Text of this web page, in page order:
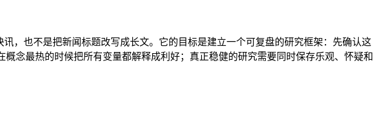
，也不是把新闻标题改写成长文。它的目标是建立一个可复盘的研究框架：先确认这
念最热的时候把所有变量都解释成利好；真正稳健的研究需要同时保存乐观、怀疑和